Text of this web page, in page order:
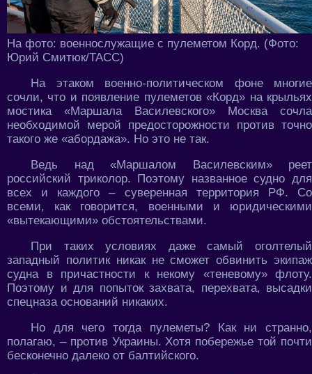
На фото: военнослужащие с пулеметом Корд. (Фото:
Юрий Смитюк/ТАСС)
На этаком военно-политическом фоне многие
сочли, что и появление пулеметов «Корд» на крыльях
мостика «Маршала Василевского» Москва сочла
необходимой мерой предосторожности против точно
такого же «абордажа». Но это не так.
Ведь над «Маршалом Василевским» реет
российский триколор. Поэтому названное судно для
всех и каждого – суверенная территория РФ. Со
всеми, как говорится, военными и юридическими
«вытекающими» обстоятельствами.
При таких условиях даже самый оголтелый
западный политик никак не сможет обвинить экипаж
судна в причастности к некому «теневому» флоту.
Поэтому и для попыток захвата, перехвата, высадки
спецназа оснований никаких.
Но для чего тогда пулеметы? Как ни странно,
полагаю, – против Украины. Хотя побережье той почти
бесконечно далеко от балтийского.